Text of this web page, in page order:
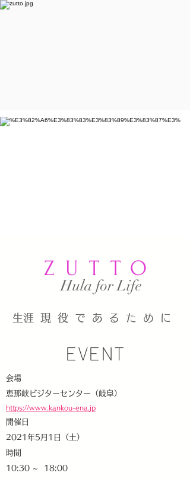
ZUTTO
​Hula for Life
​生涯現役であるために
EVENT
会場
恵那峡ビジターセンター（岐阜）
https://www.kankou-ena.jp
開催日
2021年5月1日（土）
時間
10:30 ~ 18:00